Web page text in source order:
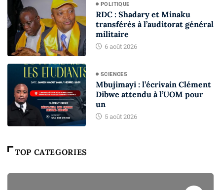
POLITIQUE
RDC : Shadary et Minaku
transférés à l’auditorat général
militaire
6 août 2026
SCIENCES
Mbujimayi : l’écrivain Clément
Dibwe attendu à l’UOM pour
un
5 août 2026
TOP CATEGORIES